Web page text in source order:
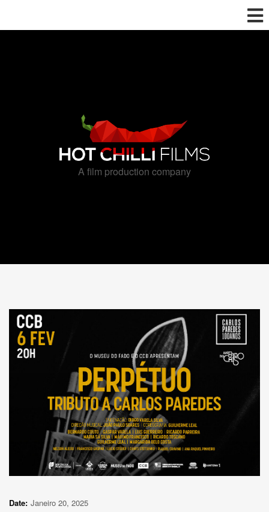
A film production company
Date: Janeiro 20, 2025